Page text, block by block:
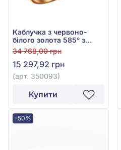
Каблучка з червоно-
білого золота 585° з
фіанітом, арт. 350093
34 768,00 грн
15 297,92 грн
(арт. 350093)
Купити
-50%